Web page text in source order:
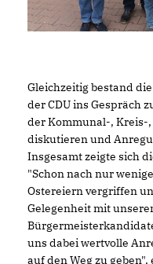
Gleichzeitig bestand
der CDU ins Gespräch
der Kommunal-, Kreis-
diskutieren und
Insgesamt zeigte sich
"Schon nach nur
Ostereiern vergriffen
Gelegenheit mit
uns dabei wertvolle
auf den Weg zu